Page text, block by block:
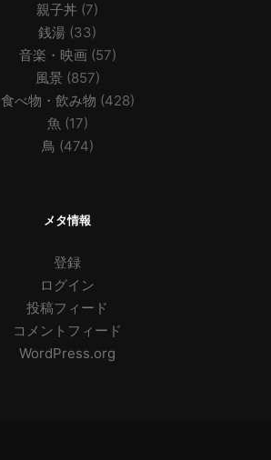
親子丼 (7)
銭湯 (33)
音楽・映画 (57)
風景(857)
食べ物・飲み物 (428)
魚 (17)
鳥 (474)
メタ情報
登録
ログイン
投稿フィード
コメントフィード
WordPress.org